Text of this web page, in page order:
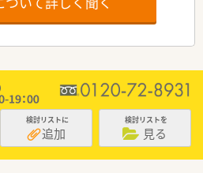
検討リストに
追加
検討リストを
見る